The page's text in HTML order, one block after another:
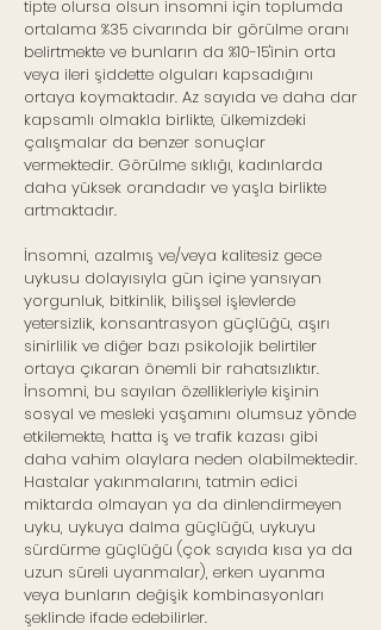
tipte olursa olsun insomni için toplumda
ortalama %35 civarında bir görülme oranı
belirtmekte ve bunların da %10-15'inin orta
veya ileri şiddette olguları kapsadığını
ortaya koymaktadır. Az sayıda ve daha dar
kapsamlı olmakla birlikte, ülkemizdeki
çalışmalar da benzer sonuçlar
vermektedir. Görülme sıklığı, kadınlarda
daha yüksek orandadır ve yaşla birlikte
artmaktadır.
İnsomni, azalmış ve/veya kalitesiz gece
uykusu dolayısıyla gün içine yansıyan
yorgunluk, bitkinlik, bilişsel işlevlerde
yetersizlik, konsantrasyon güçlüğü, aşırı
sinirlilik ve diğer bazı psikolojik belirtiler
ortaya çıkaran önemli bir rahatsızlıktır.
İnsomni, bu sayılan özellikleriyle kişinin
sosyal ve mesleki yaşamını olumsuz yönde
etkilemekte, hatta iş ve trafik kazası gibi
daha vahim olaylara neden olabilmektedir.
Hastalar yakınmalarını, tatmin edici
miktarda olmayan ya da dinlendirmeyen
uyku, uykuya dalma güçlüğü, uykuyu
sürdürme güçlüğü (çok sayıda kısa ya da
uzun süreli uyanmalar), erken uyanma
veya bunların değişik kombinasyonları
şeklinde ifade edebilirler.